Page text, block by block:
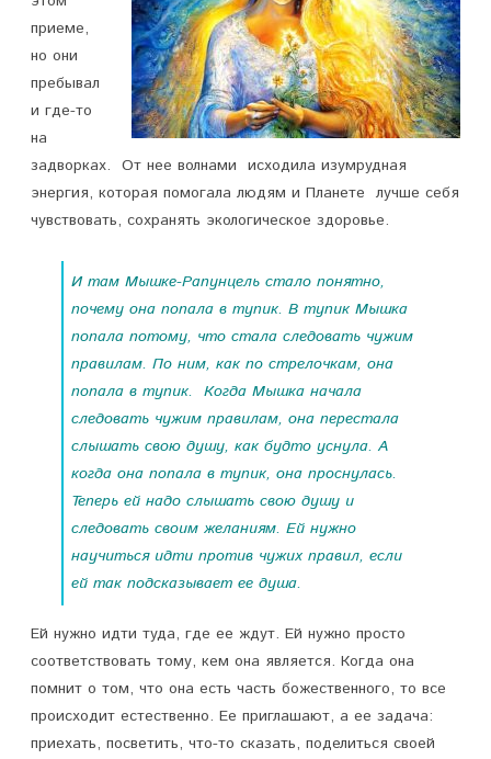
приеме,
но они
пребывал
и где-то
на
задворках. От нее волнами исходила изумрудная
энергия, которая помогала людям и Планете лучше себя
чувствовать, сохранять экологическое здоровье.
И там Мышке-Рапунцель стало понятно,
почему она попала в тупик. В тупик Мышка
попала потому, что стала следовать чужим
правилам. По ним, как по стрелочкам, она
попала в тупик. Когда Мышка начала
следовать чужим правилам, она перестала
слышать свою душу, как будто уснула. А
когда она попала в тупик, она проснулась.
Теперь ей надо слышать свою душу и
следовать своим желаниям. Ей нужно
научиться идти против чужих правил, если
ей так подсказывает ее душа.
Ей нужно идти туда, где ее ждут. Ей нужно просто
соответствовать тому, кем она является. Когда она
помнит о том, что она есть часть божественного, то все
происходит естественно. Ее приглашают, а ее задача:
приехать, посветить, что-то сказать, поделиться своей